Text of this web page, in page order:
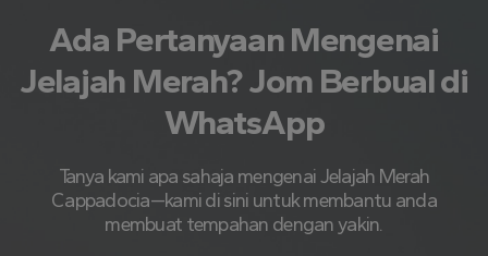
Ada Pertanyaan Mengenai
Jelajah Merah? Jom Berbual di
WhatsApp
Tanya kami apa sahaja mengenai Jelajah Merah
Cappadocia—kami di sini untuk membantu anda
membuat tempahan dengan yakin.